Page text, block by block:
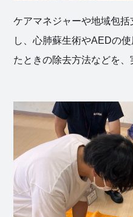
法人 慈悲
庵
ケアマネジャーや地域包
し、心肺蘇生術やAEDの
たときの除去方法などを、